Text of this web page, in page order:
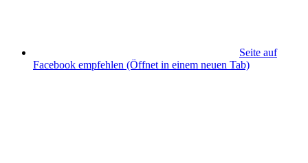
Seite auf
Facebook empfehlen (Öffnet in einem neuen Tab)